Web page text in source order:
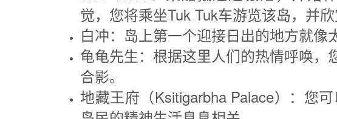
觉，您将乘坐Tuk Tuk车游览该岛，并
白冲：岛上第一个迎接日出的地方就像
龟龟先生：根据这里人们的热情呼唤，
合影。
地藏王府（Ksitigarbha Palace）：您